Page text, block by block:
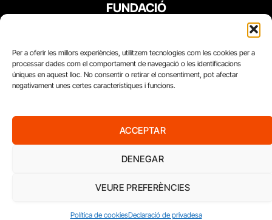
Per a oferir les millors experiències, utilitzem tecnologies com les cookies per a
processar dades com el comportament de navegació o les identificacions
úniques en aquest lloc. No consentir o retirar el consentiment, pot afectar
negativament unes certes característiques i funcions.
ACCEPTAR
DENEGAR
VEURE PREFERÈNCIES
Política de cookiesDeclaració de privadesa
FUNDACIÓ